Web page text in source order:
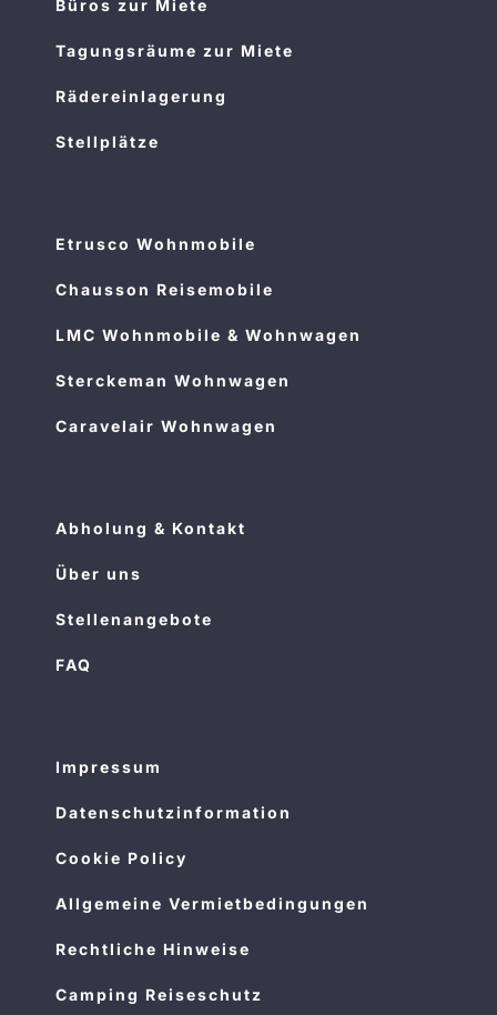
Büros zur Miete
Tagungsräume zur Miete
Rädereinlagerung
Stellplätze
Etrusco Wohnmobile
Chausson Reisemobile
LMC Wohnmobile & Wohnwagen
Sterckeman Wohnwagen
Caravelair Wohnwagen
Abholung & Kontakt
Über uns
Stellenangebote
FAQ
Impressum
Datenschutzinformation
Cookie Policy
Allgemeine Vermietbedingungen
Rechtliche Hinweise
Camping Reiseschutz